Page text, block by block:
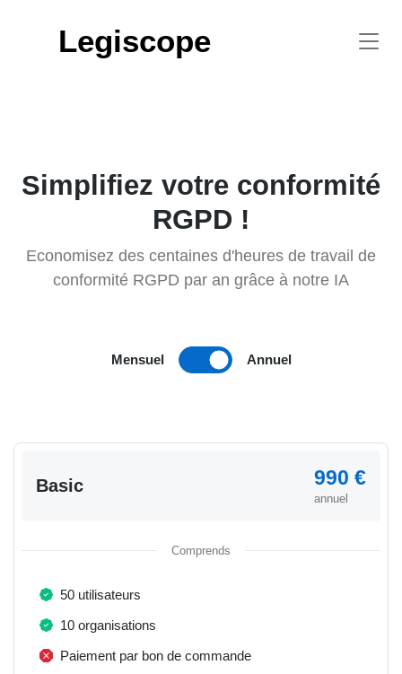
Legiscope
Simplifiez votre conformité
RGPD !
Economisez des centaines d'heures de travail de
conformité RGPD par an grâce à notre IA
Mensuel Annuel
Basic 990 €
annuel
Comprends
50 utilisateurs
10 organisations
Paiement par bon de commande